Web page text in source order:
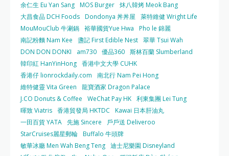
余仁生 Eu Yan Sang MOS Burger 炑八韓烤 Meok Bang
大昌食品 DCH Foods Dondonya 丼丼屋
萊特維健 Wright Life
MouMouClub 牛涮鍋 裕華國貨Yue Hwa
Pho le 錦麗
南記粉麵 Nam Kee
盞記 First Edible Nest 翠華 Tsui Wah
DON DON DONKI
am730 優品360 斯林百蘭 Slumberland
韓印紅 HanYinHong 香港中文大學 CUHK
香港仔 lionrockdaily.com
南北行 Nam Pei Hong
維特健靈 Vita Green
龍寶酒家 Dragon Palace
J.CO Donuts & Coffee
WeChat Pay HK 利東集團 Lei Tung
暉致 Viatris 香港貿發局 HKTDC
Kawai 日本肝油丸
一田百貨 YATA 先施 Sincere
戶戶送 Deliveroo
StarCruises麗星郵輪 Buffalo 牛頭牌
敏華冰廳 Men Wah Beng Teng 迪士尼樂園 Disneyland